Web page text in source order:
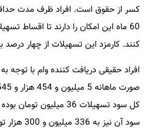
کسر از حقوق است. افراد ظرف مدت
60 ماه این امکان را دارند تا اقساط
کنند. کارمزد این تسهیلات از چهار درصد
افراد حقیقی دریافت کننده وام با توجه
کل سود تسهیلات 36 میلیون
سود آن نیز به 336 میلیون و 300 هزار تومان می‌رسد.